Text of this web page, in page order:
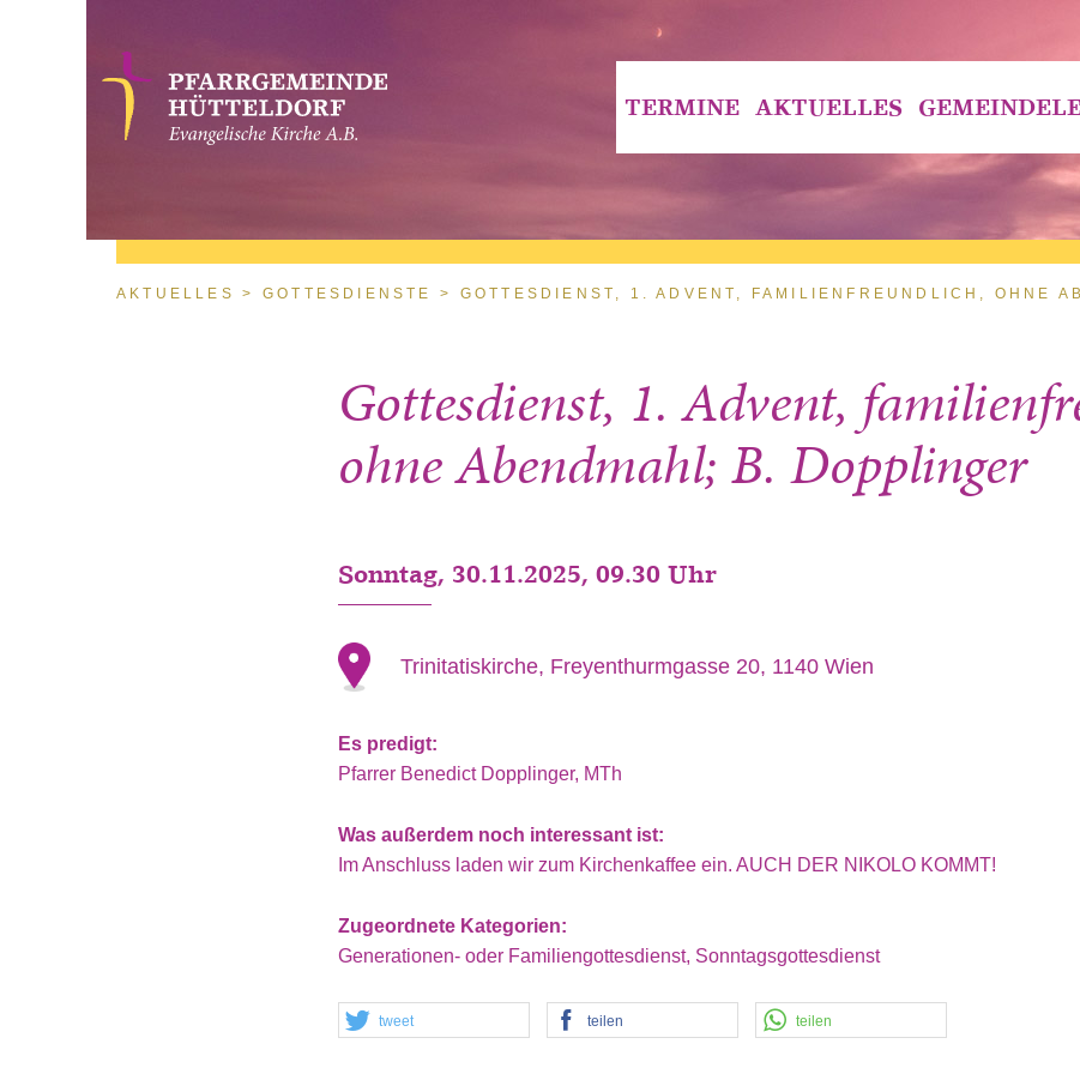
TERMINE AKTUELLES
Sie sind hier
AKTUELLES GOTTESDIENSTE GOTTESDIENST, 1. ADVENT, FAMILIENFREUNDLICH, OHNE
Gottesdienst, 1. Advent,
ohne Abendmahl; B. Dopplinger
Sonntag, 30.11.2025, 09.30 Uhr
Trinitatiskirche, Freyenthurmgasse 20, 1140 Wien
Es predigt:
Pfarrer Benedict Dopplinger, MTh
Was außerdem noch interessant ist:
Im Anschluss laden wir zum Kirchenkaffee ein. AUCH DER NIKOLO KOMMT!
Zugeordnete Kategorien:
Generationen- oder Familiengottesdienst, Sonntagsgottesdienst
tweet teilen teilen